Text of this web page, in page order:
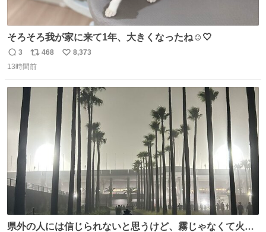
そろそろ我が家に来て1年、大きくなったね☺️🤍
返
信
3
リ
ポ
ト
468
い
数
8,373
13時間前
県外の人には信じられないと思うけど、霧じゃなくて火山